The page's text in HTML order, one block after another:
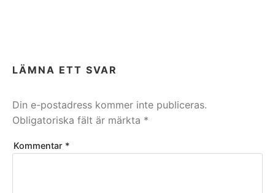
LÄMNA ETT SVAR
Din e-postadress kommer inte publiceras.
Obligatoriska fält är märkta *
Kommentar *